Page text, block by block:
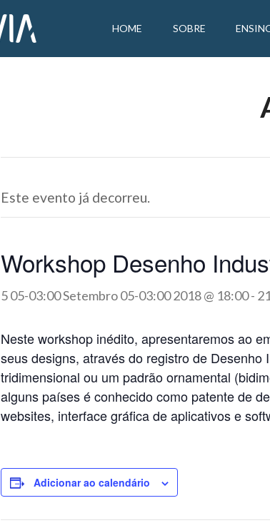
HOME SOBRE
Este evento já decorreu.
Workshop Desenho
5 05-03:00 Setembro 05-03:00 2018 @ 18:00-
Neste workshop inédito, apresentaremos ao
seus designs, através do registro de
tridimensional ou um padrão ornamental
alguns países é conhecido como patente de
websites, interface gráfica de aplicativos e
Adicionar ao calendário